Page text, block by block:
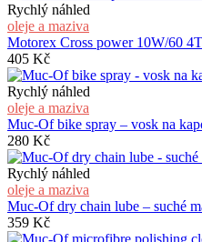
Rychlý náhled
oleje a maziva
Motorex Cross power 10W/60
405 Kč
Rychlý náhled
oleje a maziva
Muc-Of bike spray – vosk na
280 Kč
Rychlý náhled
oleje a maziva
Muc-Of dry chain lube – suché
359 Kč